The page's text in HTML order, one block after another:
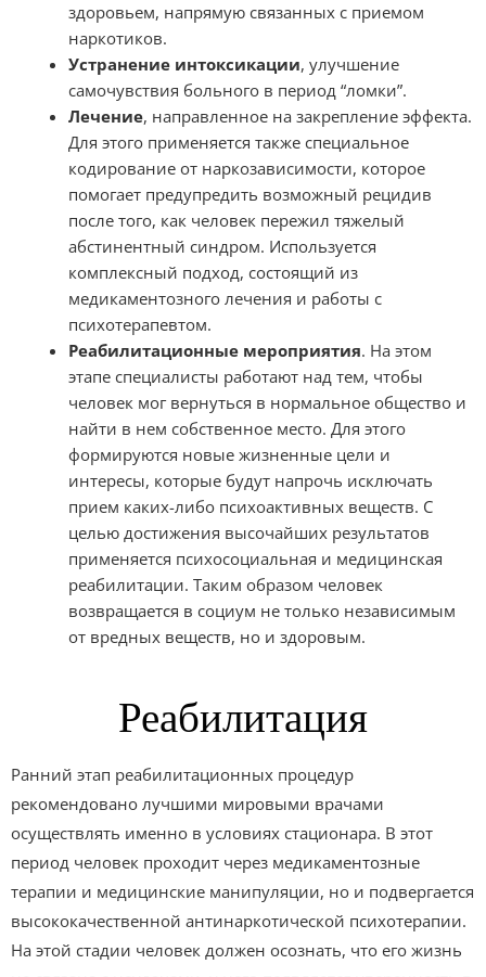
здоровьем, напрямую связанных с приемом
наркотиков.
Устранение интоксикации, улучшение
самочувствия больного в период “ломки”.
Лечение, направленное на закрепление эффекта.
Для этого применяется также специальное
кодирование от наркозависимости, которое
помогает предупредить возможный рецидив
после того, как человек пережил тяжелый
абстинентный синдром. Используется
комплексный подход, состоящий из
медикаментозного лечения и работы с
психотерапевтом.
Реабилитационные мероприятия. На этом
этапе специалисты работают над тем, чтобы
человек мог вернуться в нормальное общество и
найти в нем собственное место. Для этого
формируются новые жизненные цели и
интересы, которые будут напрочь исключать
прием каких-либо психоактивных веществ. С
целью достижения высочайших результатов
применяется психосоциальная и медицинская
реабилитации. Таким образом человек
возвращается в социум не только независимым
от вредных веществ, но и здоровым.
Реабилитация
Ранний этап реабилитационных процедур
рекомендовано лучшими мировыми врачами
осуществлять именно в условиях стационара. В этот
период человек проходит через медикаментозные
терапии и медицинские манипуляции, но и подвергается
высококачественной антинаркотической психотерапии.
На этой стадии человек должен осознать, что его жизнь